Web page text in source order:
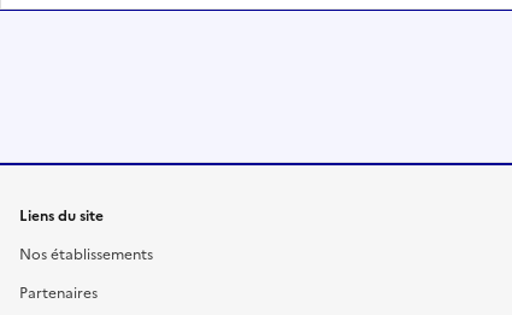
Liens du site
Nos établissements
Partenaires